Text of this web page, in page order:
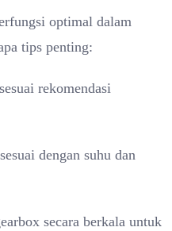
optimal dalam
tips penting:
sesuai rekomendasi
dengan suhu dan
secara berkala untuk